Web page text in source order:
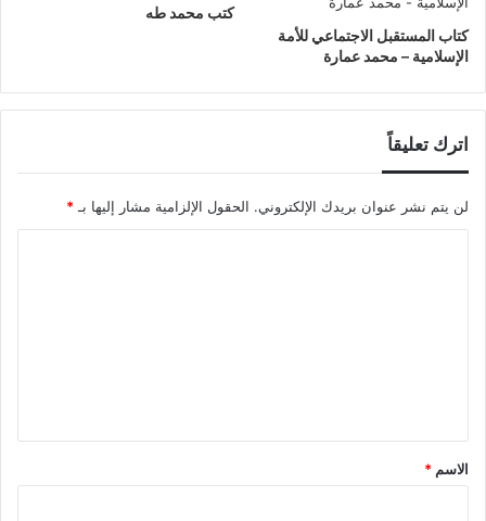
كتاب المستقبل الاجتماعي للأمة
الإسلامية – محمد عمارة
كتب محمد طه
اترك تعليقاً
لن يتم نشر عنوان بريدك الإلكتروني. الحقول الإلزامية مشار إليها بـ *
ق
*
الاسم *